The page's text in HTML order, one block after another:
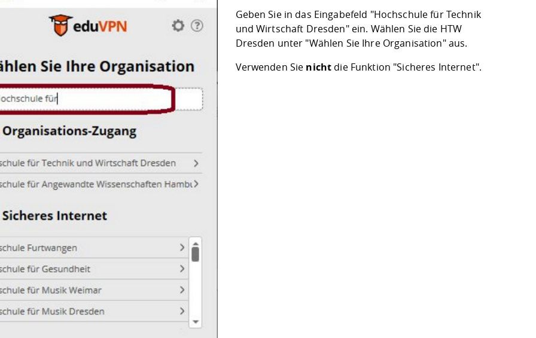
Geben Sie in das Eingabefeld "Hochschule für Technik
und Wirtschaft Dresden" ein. Wählen Sie die HTW
Dresden unter "Wählen Sie Ihre Organisation" aus.
Verwenden Sie nicht die Funktion "Sicheres Internet".